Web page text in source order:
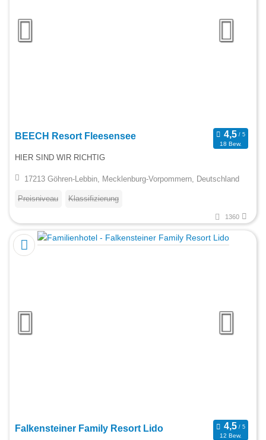
BEECH Resort Fleesensee
18 Bew.
HIER SIND WIR RICHTIG
17213 Göhren-Lebbin, Mecklenburg-Vorpommern, Deutschland
Preisniveau Klassifizierung
1360
Falkensteiner Family Resort Lido
12 Bew.